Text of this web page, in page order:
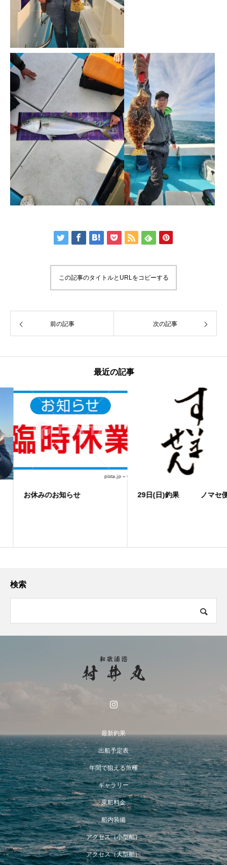
この記事のタイトルとURLをコピーする
前の記事 次の記事
最近の記事
お休みのお知らせ 29日(日)釣果 ノマセ便
検索
最新釣果
出船予定表
年間で狙える魚種
ギャラリー
乗船料金
船内装備
アクセス（小型船）
アクセス（大型船）